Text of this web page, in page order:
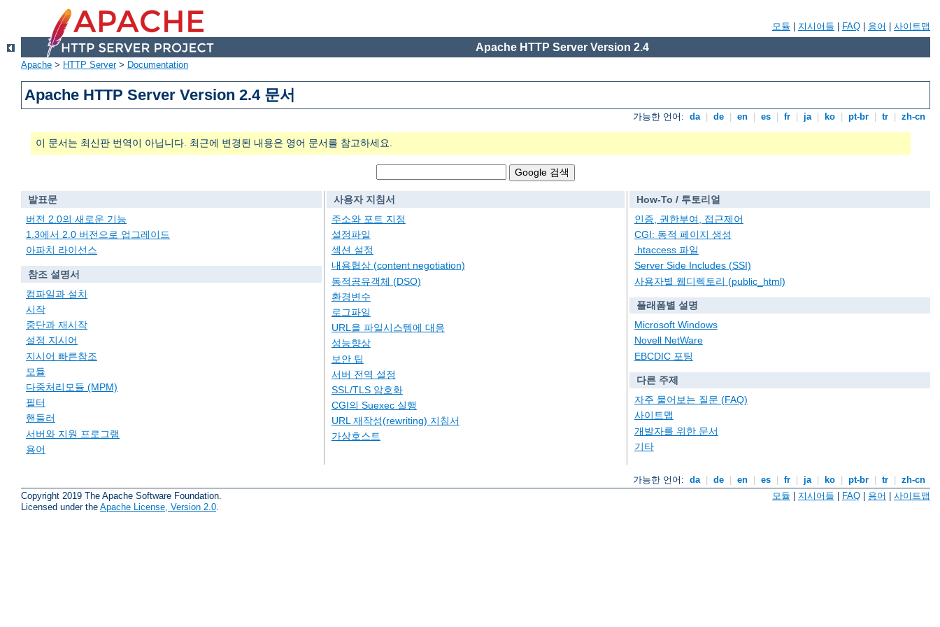
모듈 지시어들 FAQ 용어 사이트맵
Apache HTTP Server Version 2.4
Apache > HTTP Server> Documentation
Apache HTTP Server Version 2.4 문서
가능한 언어: da de en es fr ja ko pt-br tr zh-cn
이 문서는 최신판 번역이 아닙니다. 최근에 변경된 내용은 영어 문서를 참고하세요.
발표문
버전 2.0의 새로운 기능
1.3에서 2.0 버전으로 업그레이드
아파치 라이선스
참조 설명서
컴파일과 설치
시작
중단과 재시작
설정 지시어
지시어 빠른참조
모듈
다중처리모듈 (MPM)
필터
핸들러
서버와 지원 프로그램
용어
사용자 지침서
주소와 포트 지정
설정파일
섹션 설정
내용협상 (content negotiation)
동적공유객체 (DSO)
환경변수
로그파일
URL을 파일시스템에 대응
성능향상
보안 팁
서버 전역 설정
SSL/TLS 암호화
CGI의 Suexec 실행
URL 재작성(rewriting) 지침서
가상호스트
How-To / 투토리얼
인증, 권한부여, 접근제어
CGI: 동적 페이지 생성
.htaccess 파일
Server Side Includes (SSI)
사용자별 웹디렉토리 (public_html)
플래폼별 설명
Microsoft Windows
Novell NetWare
EBCDIC 포팅
다른 주제
자주 물어보는 질문 (FAQ)
사이트맵
개발자를 위한 문서
기타
가능한 언어: da de en es fr ja ko pt-br tr
zh-cn
Copyright 2019 The Apache Software Foundation.
Licensed under the Apache License, Version 2.0
모듈 | 지시어들 | FAQ | 용어 | 사이트맵